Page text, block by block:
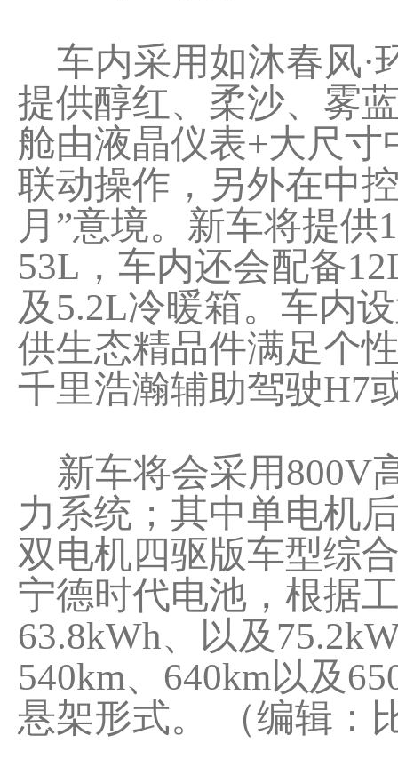
车内采用如沐春风·
提供醇红、柔沙、雾
舱由液晶仪表+大尺
联动操作，另外在中
月”意境。新车将提
53L，车内还会配备
及5.2L冷暖箱。车内
供生态精品件满足个
千里浩瀚辅助驾驶H7
新车将会采用800V
力系统；其中单电机
双电机四驱版车型综
宁德时代电池，根据
63.8kWh、以及
540km、640km以及
悬架形式。 （编辑：